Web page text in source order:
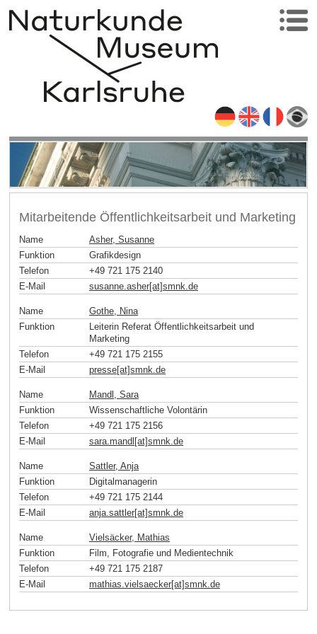
Mitarbeitende Öffentlichkeitsarbeit und Marketing
Name
Asher, Susanne
Funktion
Grafikdesign
Telefon
+49 721 175 2140
E-Mail
susanne.asher[at]smnk.de
Name
Gothe, Nina
Funktion
Leiterin Referat Öffentlichkeitsarbeit und
Marketing
Telefon
+49 721 175 2155
E-Mail
presse[at]smnk.de
Name
Mandl, Sara
Funktion
Wissenschaftliche Volontärin
Telefon
+49 721 175 2156
E-Mail
sara.mandl[at]smnk.de
Name
Sattler, Anja
Funktion
Digitalmanagerin
Telefon
+49 721 175 2144
E-Mail
anja.sattler[at]smnk de
Name
Vielsäcker, Mathias
Funktion
Film, Fotografie und Medientechnik
Telefon
+49 721 175 2187
E-Mail
mathias.vielsaecker[at]smnk de